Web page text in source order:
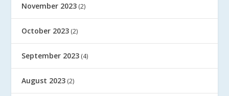
November 2023 (2)
October 2023 (2)
September 2023 (4)
August 2023 (2)